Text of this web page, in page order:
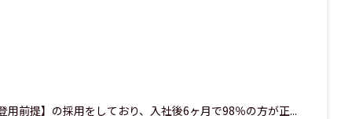
前提】の採用をしており、入社後6ヶ月で98％の方が正...